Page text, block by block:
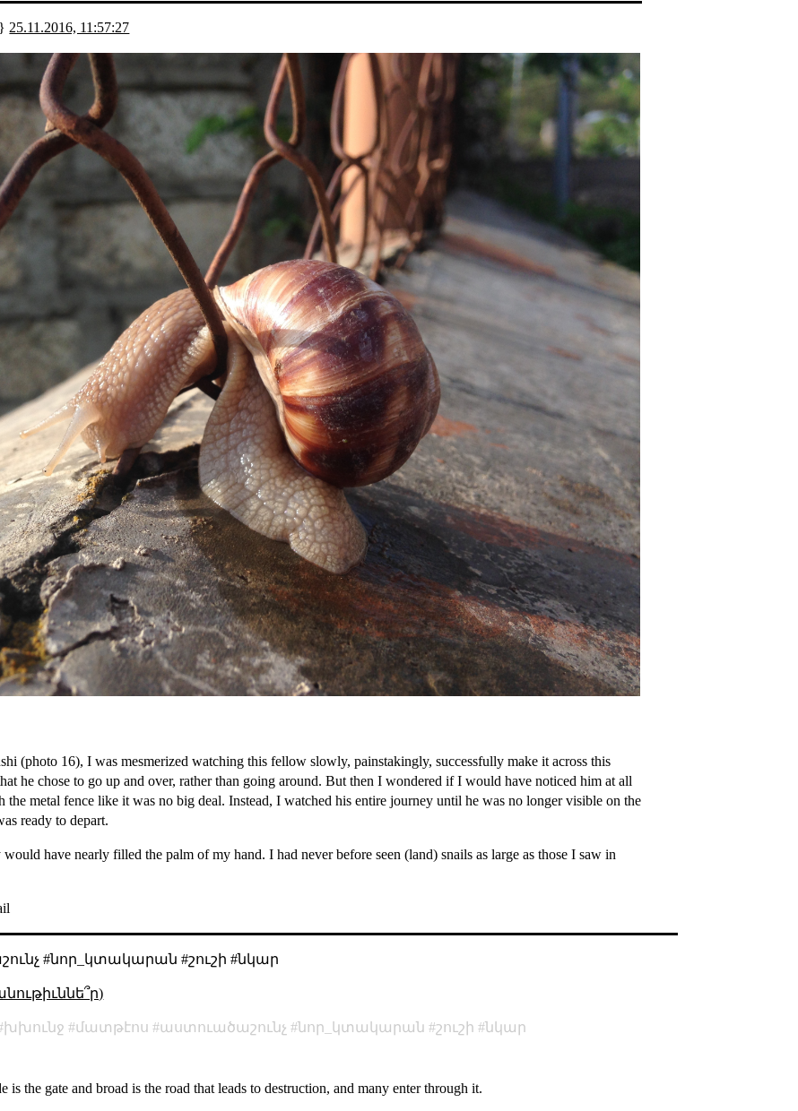
} 25.11.2016, 11:57:27
(photo 16), I was mesmerized watching this fellow slowly, painstakingly, successfully make it across this
he chose to go up and over, rather than going around. But then I wondered if I would have noticed him at all
the metal fence like it was no big deal. Instead, I watched his entire journey until he was no longer visible on the
ready to depart.
have nearly filled the palm of my hand. I had never before seen (land) snails as large as those I saw in
#նոր_կտակարան #շուշի #նկար
խխունջ մատթէոս աստուածաշունչ նոր_կտակարան շուշի
նկար
the gate and broad is the road that leads to destruction, and many enter through it.